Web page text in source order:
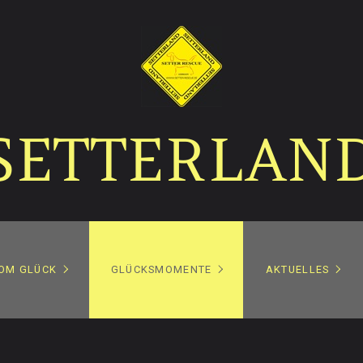
GLÜCK GLÜCKSMOMENTE AKTUELLES